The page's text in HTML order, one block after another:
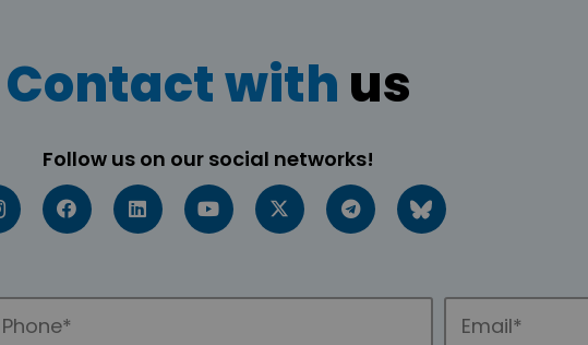
Contact with us
Follow us on our social networks!